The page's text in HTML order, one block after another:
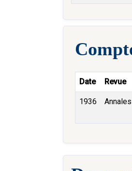
Date Revue
1936 Annales